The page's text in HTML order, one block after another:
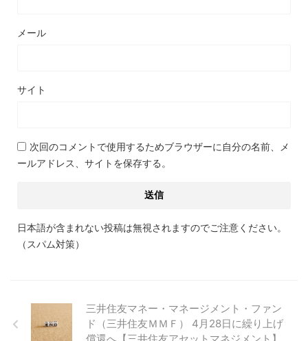
メール
サイト
次回のコメントで使用するためブラウザーに自分の名前、メ
ールアドレス、サイトを保存する。
日本語が含まれない投稿は無視されますのでご注意ください。
（スパム対策）
三井住友マネー・マネージメント・ファン
ド（三井住友ＭＭＦ） 4月28日に繰り上げ